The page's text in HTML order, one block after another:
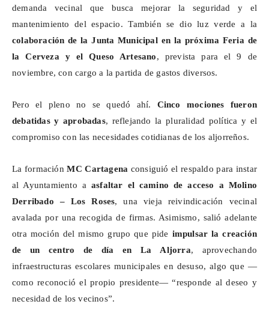
demanda vecinal que busca mejorar la seguridad y el
mantenimiento del espacio. También se dio luz verde a la
colaboración de la Junta Municipal en la próxima Feria de
la Cerveza y el Queso Artesano, prevista para el 9 de
noviembre, con cargo a la partida de gastos diversos.
Pero el pleno no se quedó ahí. Cinco mociones fueron
debatidas y aprobadas, reflejando la pluralidad política y el
compromiso con las necesidades cotidianas de los aljorreños.
La formaciónMC Cartagena consiguió el respaldo para instar
al Ayuntamiento a asfaltar el camino de acceso a Molino
Derribado – Los Roses, una vieja reivindicación vecinal
avalada por una recogida de firmas. Asimismo, salió adelante
otra moción del mismo grupo que pide impulsar la creación
de un centro de día en La Aljorra, aprovechando
infraestructuras escolares municipales en desuso, algo que —
como reconoció el propio presidente— “responde al deseo y
necesidad de los vecinos”.